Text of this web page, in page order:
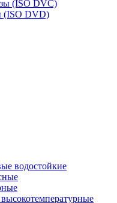
(ISO DVC)
(ISO DVD)
водостойкие